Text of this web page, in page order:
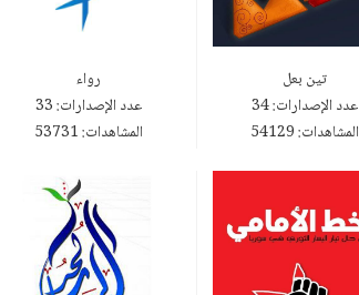
تين بعل
عدد الإصدارات: 34
المشاهدات: 54129
رواء
عدد الإصدارات: 33
المشاهدات: 53731